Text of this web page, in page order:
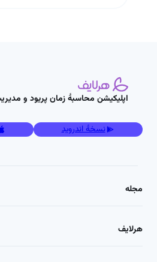
اپلیکیشن محاسبۀ زمان پریود و
مجله
هرلایف
نسخۀ اندروید